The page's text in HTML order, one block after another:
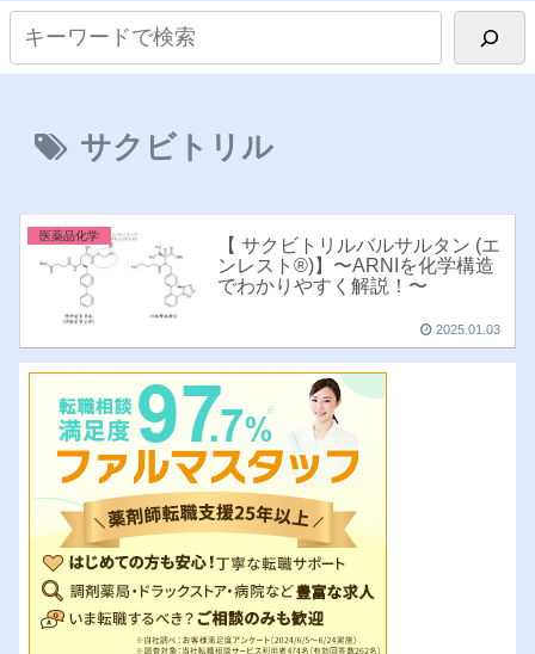
サクビトリル
医薬品化学
【 サクビトリルバルサルタン (エ
ンレスト®︎)】〜ARNIを化学構造
でわかりやすく解説！〜
2025.01.03